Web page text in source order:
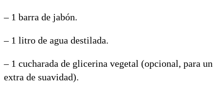
– 1 barra de jabón.
– 1 litro de agua destilada.
– 1 cucharada de glicerina vegetal (opcional, para un
extra de suavidad).